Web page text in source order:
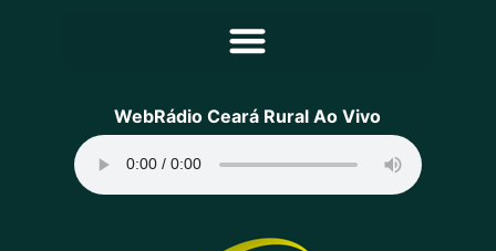
Principal
Programação
Equipe
WebRádio Ceará Rural Ao Vivo